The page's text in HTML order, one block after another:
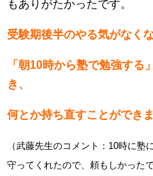
もありがたかったです。
受験期後半のやる気がなく
「朝10時から塾で勉強する
き、
何とか持ち直すことができ
（武藤先生のコメント：10時に塾
守ってくれたので、頼もしかったで